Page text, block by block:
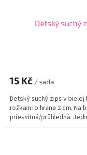
Detský suchý
15 Kč / sada
Detský suchý zips v
rožkami o hrane 2 cm. Na
priesvitná/průhledná.